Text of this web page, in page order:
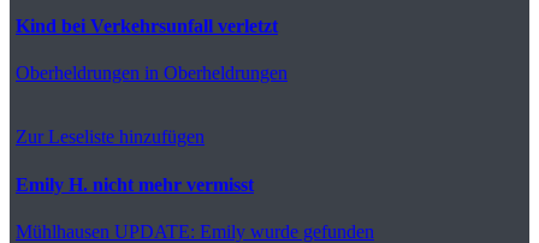
Kind bei Verkehrsunfall verletzt
Oberheldrungen in Oberheldrungen
Zur Leseliste hinzufügen
Emily H. nicht mehr vermisst
Mühlhausen UPDATE: Emily wurde gefunden